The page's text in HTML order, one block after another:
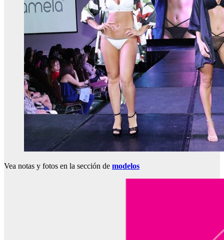
Vea notas y fotos en la sección de modelos